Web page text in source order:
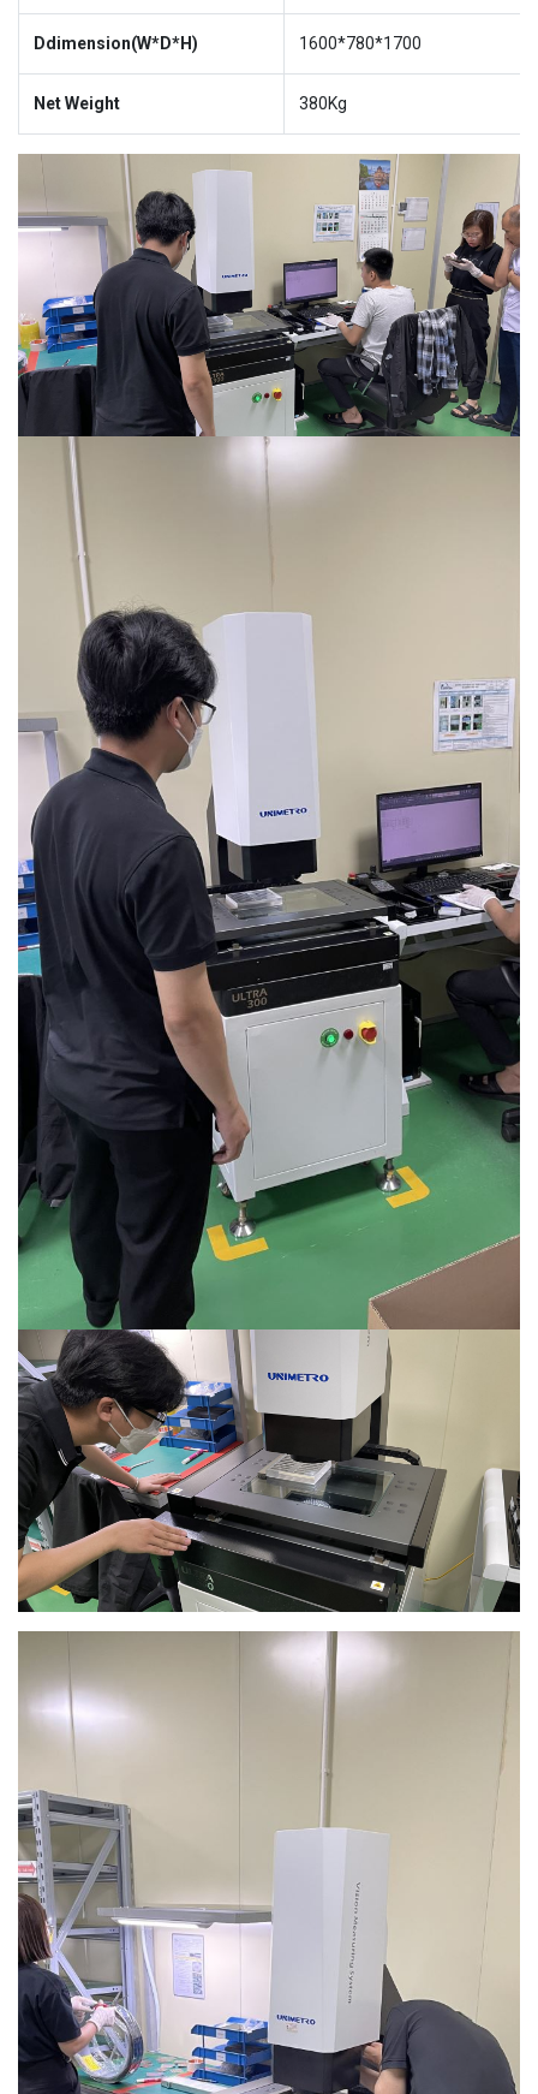
Ddimension(W*D*H) 1600*780*1700
Net Weight 380Kg